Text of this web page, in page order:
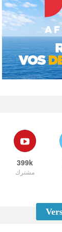
399k
مشترك